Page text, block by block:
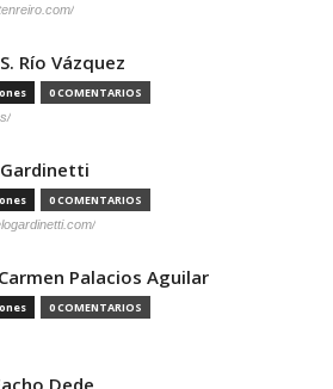
Río Vázquez
0 COMENTARIOS
0 COMENTARIOS
Palacios Aguilar
0 COMENTARIOS
Dede